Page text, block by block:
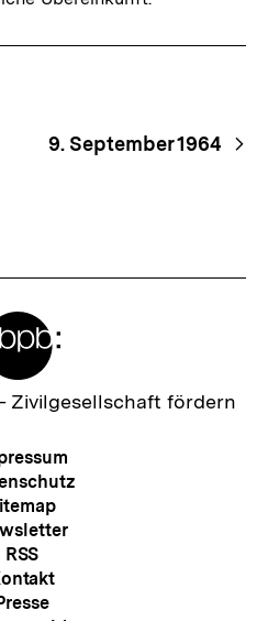
9. September 1964
Zivilgesellschaft fördern
Meta-
Navigation
RSS